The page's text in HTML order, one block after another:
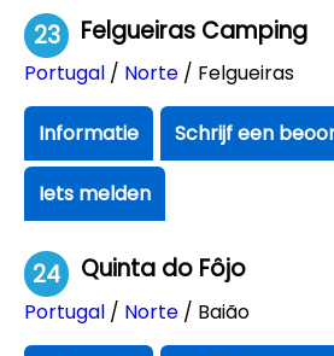
23 Felgueiras Camping
Portugal / Norte / Felgueiras
Informatie Schrijf een
Iets melden
24 Quinta do Fôjo
Portugal / Norte / Baião